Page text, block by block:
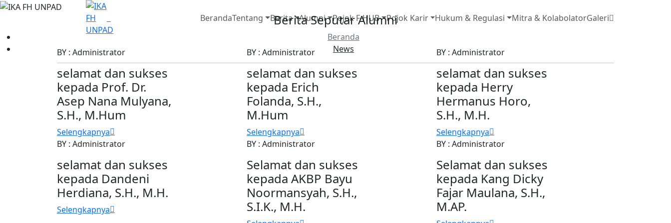
BerandaTentang Berita Alumni Pojok F-HUB Pojok Karir Hukum & Regulasi Mitra & KolabolatorGaleri
Berita Seputar Alumni
Beranda
News
BY : Administrator
selamat dan sukses
kepada Prof. Dr.
Asep Nana Mulyana,
S.H., M.Hum
Selengkapnya
BY : Administrator
selamat dan sukses
kepada Erich
Folanda, S.H.,
M.Hum
Selengkapnya
BY : Administrator
selamat dan sukses
kepada Herry
Hermanus Horo,
S.H., M.H.
Selengkapnya
BY : Administrator
selamat dan sukses
kepada Dandeni
Herdiana, S.H., M.H.
Selengkapnya
BY : Administrator
Selamat dan sukses
kepada AKBP Bayu
Noormansyah, S.H.,
S.I.K., M.H.
BY : Administrator
Selamat dan sukses
kepada Kang Dicky
Fajar Maulana, S.H.,
M.AP.